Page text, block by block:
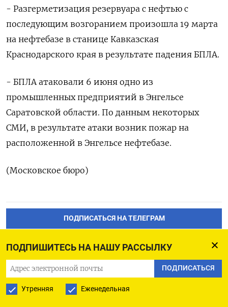
ПОДПИШИТЕСЬ НА НАШУ РАССЫЛКУ
ПОДПИСАТЬСЯ
Утренняя Еженедельная
- Разгерметизация резервуара с нефтью с
последующим возгоранием произошла 19 марта
на нефтебазе в станице Кавказская
Краснодарского края в результате падения БПЛА.
- БПЛА атаковали 6 июня одно из
промышленных предприятий в Энгельсе
Саратовской области. По данным некоторых
СМИ, в результате атаки возник пожар на
расположенной в Энгельсе нефтебазе.
(Московское бюро)
ПОДПИСАТЬСЯ НА ТЕЛЕГРАМ
ПОДПИСАТЬСЯ В GOOGLE